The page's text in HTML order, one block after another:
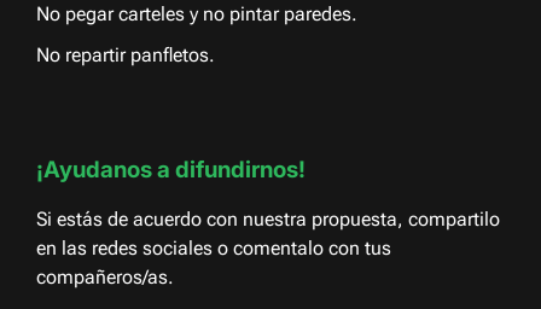
No pegar carteles y no pintar paredes.
No repartir panfletos.
¡Ayudanos a difundirnos!
Si estás de acuerdo con nuestra propuesta, compartilo
en las redes sociales o comentalo con tus
compañeros/as.